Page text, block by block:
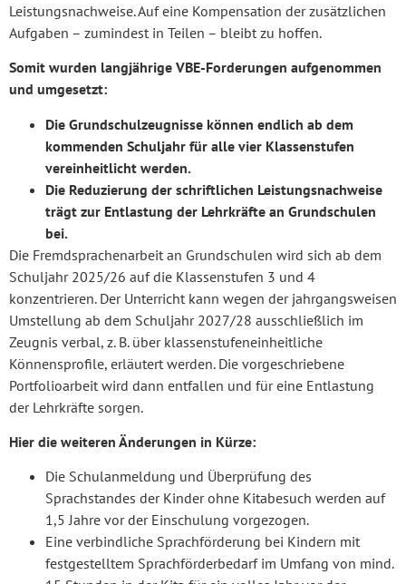
Leistungsnachweise. Auf eine Kompensation der zusätzlichen
Aufgaben – zumindest in Teilen – bleibt zu hoffen.
Somit wurden langjährige VBE-Forderungen aufgenommen
und umgesetzt:
Die Grundschulzeugnisse können endlich ab dem
kommenden Schuljahr für alle vier Klassenstufen
vereinheitlicht werden.
Die Reduzierung der schriftlichen Leistungsnachweise
trägt zur Entlastung der Lehrkräfte an Grundschulen
bei.
Die Fremdsprachenarbeit an Grundschulen wird sich ab dem
Schuljahr 2025/26 auf die Klassenstufen 3 und 4
konzentrieren. Der Unterricht kann wegen der jahrgangsweisen
Umstellung ab dem Schuljahr 2027/28 ausschließlich im
Zeugnis verbal, z. B. über klassenstufeneinheitliche
Könnensprofile, erläutert werden. Die vorgeschriebene
Portfolioarbeit wird dann entfallen und für eine Entlastung
der Lehrkräfte sorgen.
Hier die weiteren Änderungen in Kürze:
Die Schulanmeldung und Überprüfung des
Sprachstandes der Kinder ohne Kitabesuch werden auf
1,5 Jahre vor der Einschulung vorgezogen.
Eine verbindliche Sprachförderung bei Kindern mit
festgestelltem Sprachförderbedarf im Umfang von mind.